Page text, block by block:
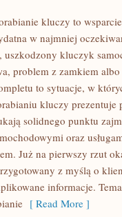
kluczy to
w najmniej
uszkodzony kluczyk
problem z zamkiem
to sytuacje, w
kluczy prezentuje
solidnego punktu
oraz
Już na pierwszy rzut
z myślą o
informacje.
[ Read More ]